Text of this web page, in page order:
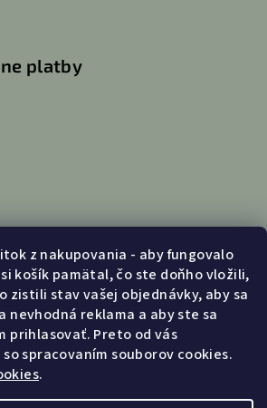
z nakupovania - aby fungovalo
košík pamätal, čo ste doňho vložili,
zistili stav vašej objednávky, aby sa
nevhodná reklama a aby ste sa
prihlasovať. Preto od vás
spracovaním souborov cookies.
.
platby
- 16:00)